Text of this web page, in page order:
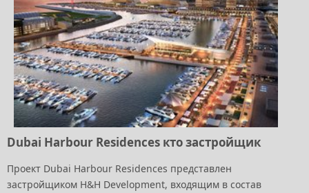
Dubai Harbour Residences кто застройщик
Проект Dubai Harbour Residences представлен
застройщиком H&H Development, входящим в состав